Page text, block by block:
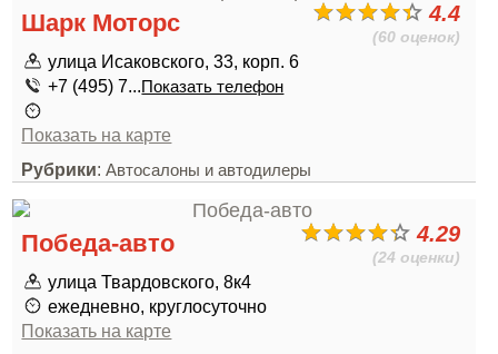
4.4
(60 оценок)
Шарк Моторс
улица Исаковского, 33, корп. 6
+7 (495) 7...Показать телефон
Показать на карте
Рубрики:Автосалоны и автодилеры
4.29
(24 оценки)
Победа-авто
улица Твардовского, 8к4
ежедневно, круглосуточно
Показать на карте